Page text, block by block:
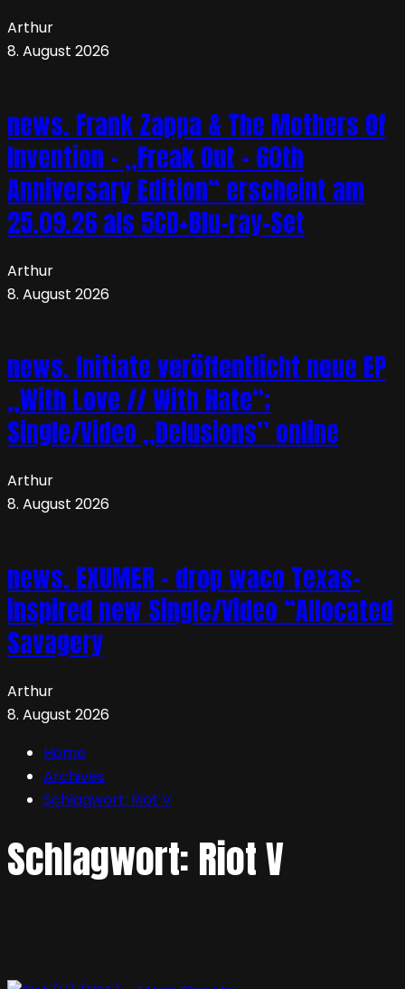
Arthur
8. August 2026
news. Frank Zappa & The Mothers Of
Invention – „Freak Out – 60th
Anniversary Edition“ erscheint am
25.09.26 als 5CD+Blu-ray-Set
Arthur
8. August 2026
news. Initiate veröffentlicht neue EP
„With Love // With Hate“;
Single/Video „Delusions” online
Arthur
8. August 2026
news. EXUMER – drop waco Texas-
inspired new Single/Video “Allocated
Savagery
Arthur
8. August 2026
Home
Archives
Schlagwort: Riot V
Schlagwort: Riot V